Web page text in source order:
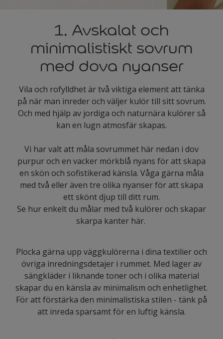
1. Avskalat och
minimalistiskt sovrum
med dova nyanser
Vila och rofylldhet är två viktiga element att tänka
på när man inreder och väljer kulör till sitt sovrum.
Och med hjälp av jordiga och naturnära kulörer så
kan en lugn atmosfär skapas.
Vi har valt att måla sovrummet här nedan i dov
purpur och en vacker mörkblå nyans för att skapa
en skön och sofistikerad känsla. Våga gärna måla
med två eller även tre olika nyanser för att skapa
ett skönt djup till ditt rum.
Se hur enkelt du målar med två kulörer och skapar
skarpa kanter här.
Plocka gärna upp väggkulörerna i dina textilier och
övriga inredningsdetajer i rummet. Med lager av
sängkläder i liknande toner och i olika material
skapar du en känsla av minimalism och enhetlighet.
För att förstärka den minimalistiska stilen - tänk på
att inreda sparsamt för en luftig känsla.